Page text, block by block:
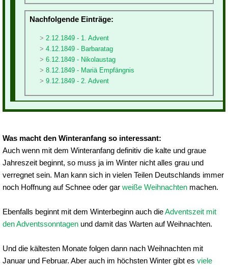
Nachfolgende Einträge:
2.12.1849 - 1. Advent
4.12.1849 - Barbaratag
6.12.1849 - Nikolaustag
8.12.1849 - Mariä Empfängnis
9.12.1849 - 2. Advent
Was macht den Winteranfang so interessant:
Auch wenn mit dem Winteranfang definitiv die kalte und graue
Jahreszeit beginnt, so muss ja im Winter nicht alles grau und
verregnet sein. Man kann sich in vielen Teilen Deutschlands immer
noch Hoffnung auf Schnee oder gar weiße Weihnachten machen.
Ebenfalls beginnt mit dem Winterbeginn auch dieAdventszeit mit
den Adventssonntagen und damit das Warten auf Weihnachten.
Und die kältesten Monate folgen dann nach Weihnachten mit
Januar und Februar. Aber auch im höchsten Winter gibt es viele